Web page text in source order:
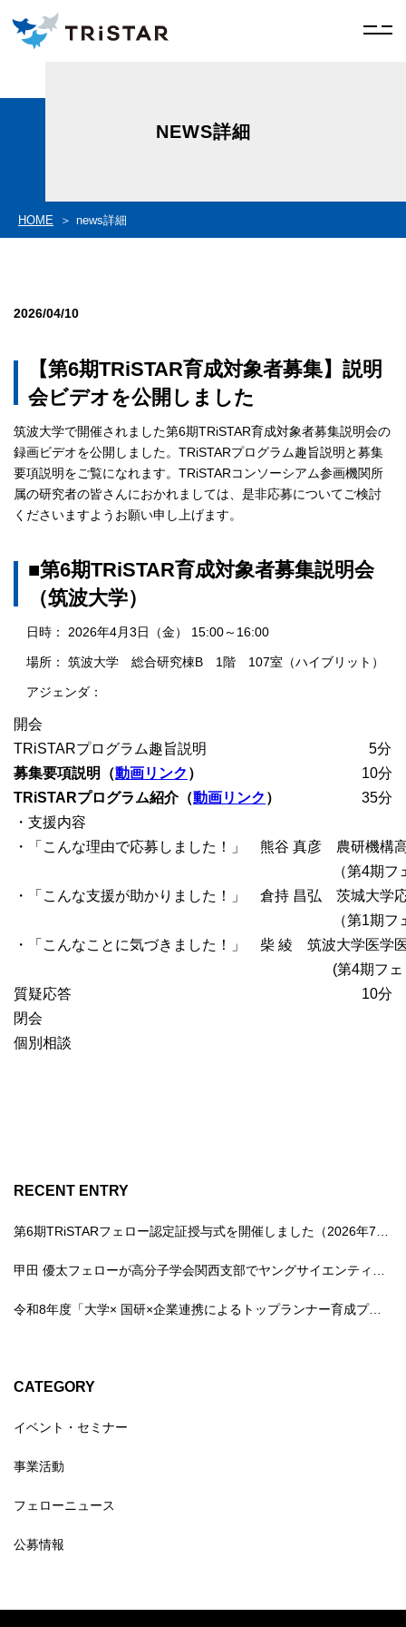
NEWS詳細
HOME news詳細
2026/04/10
【第6期TRiSTAR育成対象者募集】説明
会ビデオを公開しました
筑波大学で開催されました第6期TRiSTAR育成対象者募集説明会の
録画ビデオを公開しました。TRiSTARプログラム趣旨説明と募集
要項説明をご覧になれます。TRiSTARコンソーシアム参画機関所
属の研究者の皆さんにおかれましては、是非応募についてご検討
くださいますようお願い申し上げます。
■第6期TRiSTAR育成対象者募集説明会
（筑波大学）
日時： 2026年4月3日（金） 15:00～16:00
場所： 筑波大学 総合研究棟B 1階 107室（ハイブリット）
アジェンダ：
開会
TRiSTARプログラム趣旨説明						  5分
募集要項説明（動画リンク ）
			　　　		10分
TRiSTARプログラム紹介（動画リンク ）
・支援内容
・「こんな理由で応募しました！」　熊谷 真彦　農研機構
（第4期フェロ
・「こんな支援が助かりました！」　倉持 昌弘　茨城大学
（第1期フェロ
・「こんなことに気づきました！」　柴 綾　筑波大学医学
(第4期フェロ
質疑応答										10分
閉会
個別相談
RECENT ENTRY
第6期TRiSTARフェロー認定証授与式を開催しました（2026年7月16日）
甲田 優太フェローが高分子学会関西支部でヤングサイエンティスト講演賞を受賞しました
令和8年度「大学× 国研×企業連携によるトップランナー育成プログラム」育成対象者（第6期TRiSTARフェロー/プリフェロー）が認定されました
CATEGORY
イベント・セミナー
事業活動
フェローニュース
公募情報